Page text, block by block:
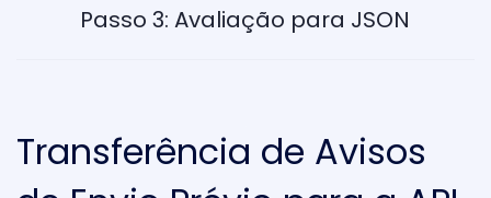
Passo 3: Avaliação para JSON
Transferência de Avisos